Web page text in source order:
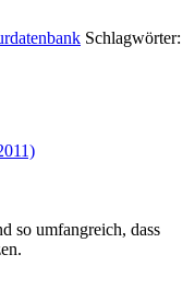
Schlagwörter:
so umfangreich, dass